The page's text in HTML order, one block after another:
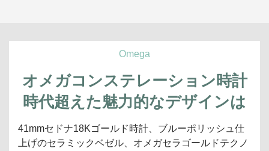
Omega
オメガコンステレーション時計
時代超えた魅力的なデザインは
41mmセドナ18Kゴールド時計、ブルーポリッシュ仕
上げのセラミックベゼル、オメガセラゴールドテクノ